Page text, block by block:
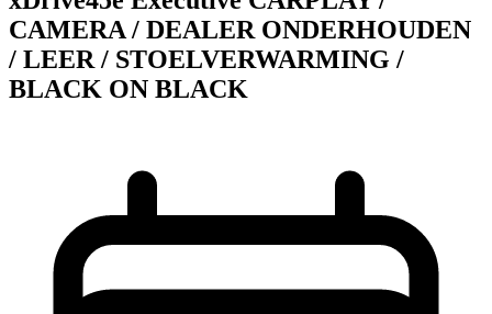
CAMERA / DEALER ONDERHOUDEN
/ LEER / STOELVERWARMING /
BLACK ON BLACK